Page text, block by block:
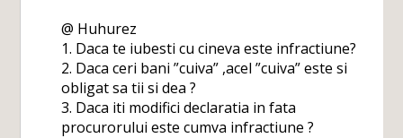
@ Huhurez
1. Daca te iubesti cu cineva este infractiune?
2. Daca ceri bani ”cuiva” ,acel ”cuiva” este si
obligat sa tii si dea ?
3. Daca iti modifici declaratia in fata
procurorului este cumva infractiune ?